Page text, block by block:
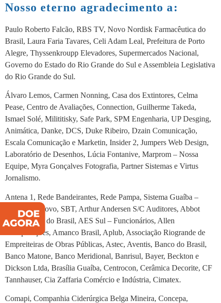
Nosso eterno agradecimento a:
Paulo Roberto Falcão, RBS TV, Novo Nordisk Farmacêutica do
Brasil, Laura Faria Tavares, Celi Adam Leal, Prefeitura de Porto
Alegre, Thyssenkroupp Elevadores, Supermercados Nacional,
Governo do Estado do Rio Grande do Sul e Assembleia Legislativa
do Rio Grande do Sul.
Álvaro Lemos, Carmen Nonning, Casa dos Extintores, Celma
Pease, Centro de Avaliações, Connection, Guilherme Takeda,
Ismael Solé, Milititisky, Safe Park, SPM Engenharia, UP Desging,
Animática, Danke, DCS, Duke Ribeiro, Dzain Comunicação,
Escala Comunicação e Marketin, Insider 2, Jumpers Web Design,
Laboratório de Desenhos, Lúcia Fontanive, Marprom – Nossa
Equipe, Myra Gonçalves Fotografia, Partner Sistemas e Virtus
Jornalismo.
Antena 1, Rede Bandeirantes, Rede Pampa, Sistema Guaíba –
Correio do Povo, SBT, Arthur Andersen S/C Auditores, Abbot
Laboratórios do Brasil, AES Sul – Funcionários, Allen
Incorporações, Amanco Brasil, Aplub, Associação Riogrande de
Empreiteiras de Obras Públicas, Astec, Aventis, Banco do Brasil,
Banco Matone, Banco Meridional, Banrisul, Bayer, Beckton e
Dickson Ltda, Brasília Guaíba, Centrocon, Cerâmica Decorite, CF
Tannhauser, Cia Zaffaria Comércio e Indústria, Cimatex.
Comapi, Companhia Ciderúrgica Belga Mineira, Concepa,